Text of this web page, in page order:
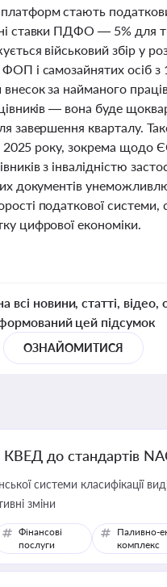
стають
ставки ПДФО — 5% для
військовий збір у
і самозайнятих осіб з
за найманого
— вона буде
завершення кварталу.
2025 року, зокрема
з інвалідністю
документів
податкової
цифрової економіки.
новини, статті, відео,
цей підсумок
ОЗНАЙОМИТИСЯ
КВЕД до стандартів
системи класифікації
зміни
Фінансові
послуги
Паливно-
комплекс